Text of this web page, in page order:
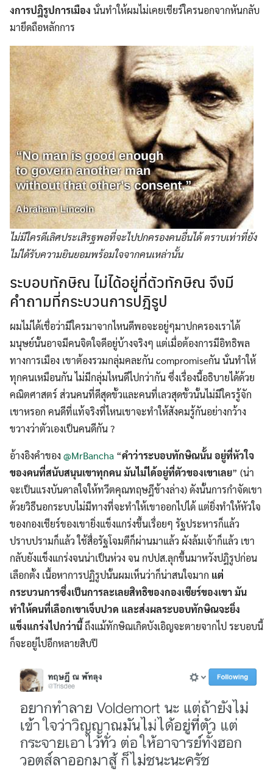
งการปฎิรูปการเมือง นั่นทำให้ผมไม่เคยเชียร์ใครนอกจากหันกลับ
มายึดถือหลักการ
ไม่มีใครดีเลิศประเสิรฐพอที่จะไปปกครองคนอื่นได้ ตราบเท่าที่ยัง
ไม่ได้รับความยินยอมพร้อมใจจากคนเหล่านั้น
ระบอบทักษิณ ไม่ได้อยู่ที่ตัวทักษิณ จึงมี
คำถามที่กระบวนการปฎิรูป
ผมไม่ได้เชื่อว่ามีใครมาจากไหนดีพอจะอยู่ๆมาปกครองเราได้
มนุษย์นั้นอาจมีคนจิตใจดีอยู่บ้างจริงๆ แต่เมื่อต้องการมีอิทธิพล
ทางการเมือง เขาต้องรวมกลุ่มคละกัน compromiseกัน นั่นทำให้
ทุกคนเหมือนกัน ไม่มีกลุ่มไหนดีไปกว่ากัน ซึ่งเรื่องนี้อธิบายได้ด้วย
คณิตศาสตร์ ส่วนคนที่ดีสุดขั้วและคนที่เลวสุดขั้วนั้นไม่มีใครรู้จัก
เขาหรอก คนดีที่แท้จริงที่ไหนเขาจะทำให้สังคมรู้กันอย่างกว้าง
ขวางว่าตัวเองเป็นคนดีกัน ?
อ้างอิงคำของ @MrBancha “คำว่าระบอบทักษิณนั้น อยู่ที่หัวใจ
ของคนที่สนับสนุนเขาทุกคน มันไม่ได้อยู่ที่ตัวของเขาเลย” (น่า
จะเป็นแรงบันดาลใจให้ทวีตคุณทฤษฎีข้างล่าง) ดังนั้นการกำจัดเขา
ด้วยวิธีนอกระบบไม่มีทางที่จะทำให้เขาออกไปได้ แต่ยิ่งทำให้หัวใจ
ของกองเชียร์ของเขายิ่งแข็งแกร่งขึ้นเรื่อยๆ รัฐประหารก็แล้ว
ปราบปรามก็แล้ว ใช้สื่อรัฐโจมตีก็ผ่านมาแล้ว ผังล้มเจ้าก็แล้ว เขา
กลับยังแข็งแกร่งจนน่าเป็นห่วง จน กปปส.ลุกขึ้นมาหวังปฎิรูปก่อน
เลือกตั้ง เนื้อหาการปฏิรูปนั้นผมเห็นว่าก็น่าสนใจมาก แต่
กระบวนการซึ่งเป็นการละเลยสิทธิของกองเชียร์ของเขา มัน
ทำให้คนที่เลือกเขาเจ็บปวด และส่งผลระบอบทักษิณจะยิ่ง
แข็งแกร่งไปกว่านี้ถึงแม้ทักษิณเกิดบังเอิญจะตายจากไป ระบอบนี้
ก็จะอยู่ไปอีกหลายสิบปี